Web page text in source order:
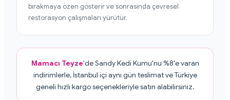
bırakmaya özen gösterir ve sonrasında çevresel
restorasyon çalışmaları yürütür.
Mamacı Teyze'de Sandy Kedi Kumu'nu %8'e varan
indirimlerle, İstanbul içi aynı gün teslimat ve Türkiye
geneli hızlı kargo seçenekleriyle satın alabilirsiniz.